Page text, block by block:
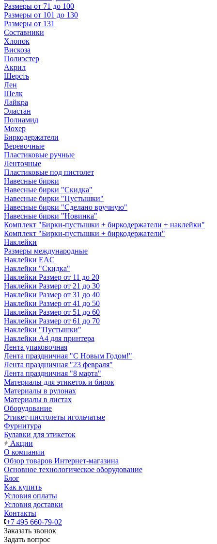
Размеры от 71 до 100
Размеры от 101 до 130
Размеры от 131
Составники
Хлопок
Вискоза
Полиэстер
Акрил
Шерсть
Лен
Шелк
Лайкра
Эластан
Полиамид
Мохер
Биркодержатели
Веревочные
Пластиковые ручные
Ленточные
Пластиковые под пистолет
Навесные бирки
Навесные бирки "Скидка"
Навесные бирки "Пустышки"
Навесные бирки "Сделано вручную"
Навесные бирки "Новинка"
Комплект "Бирки-пустышки + биркодержатели + наклейки"
Комплект "Бирки-пустышки + биркодержатели"
Наклейки
Размеры международные
Наклейки EAC
Наклейки "Скидка"
Наклейки Размер от 11 до 20
Наклейки Размер от 21 до 30
Наклейки Размер от 31 до 40
Наклейки Размер от 41 до 50
Наклейки Размер от 51 до 60
Наклейки Размер от 61 до 70
Наклейки "Пустышки"
Наклейки А4 для принтера
Лента упаковочная
Лента праздничная "С Новым Годом!"
Лента праздничная "23 февраля"
Лента праздничная "8 марта"
Материалы для этикеток и бирок
Материалы в рулонах
Материалы в листах
Оборудование
Этикет-пистолеты игольчатые
Фурнитура
Булавки для этикеток
Акции
О компании
Обзор товаров Интернет-магазина
Основное технологическое оборудование
Блог
Как купить
Условия оплаты
Условия доставки
Контакты
+7 495 660-79-02
Заказать звонок
Задать вопрос